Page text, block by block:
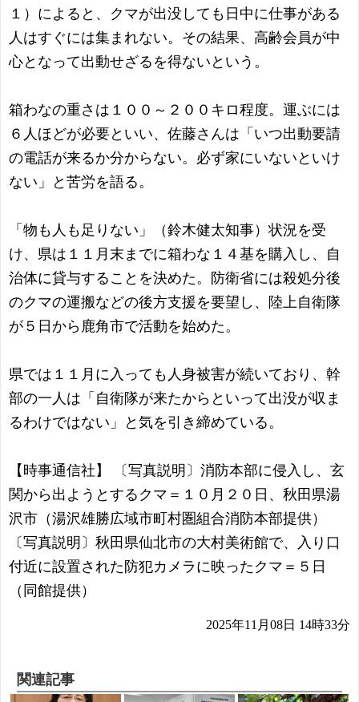
１）によると、クマが出没しても日中に仕事がある
人はすぐには集まれない。その結果、高齢会員が中
心となって出動せざるを得ないという。
箱わなの重さは１００～２００キロ程度。運ぶには
６人ほどが必要といい、佐藤さんは「いつ出動要請
の電話が来るか分からない。必ず家にいないといけ
ない」と苦労を語る。
「物も人も足りない」（鈴木健太知事）状況を受
け、県は１１月末までに箱わな１４基を購入し、自
治体に貸与することを決めた。防衛省には殺処分後
のクマの運搬などの後方支援を要望し、陸上自衛隊
が５日から鹿角市で活動を始めた。
県では１１月に入っても人身被害が続いており、幹
部の一人は「自衛隊が来たからといって出没が収ま
るわけではない」と気を引き締めている。
【時事通信社】 〔写真説明〕消防本部に侵入し、玄
関から出ようとするクマ＝１０月２０日、秋田県湯
沢市（湯沢雄勝広域市町村圏組合消防本部提供）
〔写真説明〕秋田県仙北市の大村美術館で、入り口
付近に設置された防犯カメラに映ったクマ＝５日
（同館提供）
2025年11月08日 14時33分
関連記事